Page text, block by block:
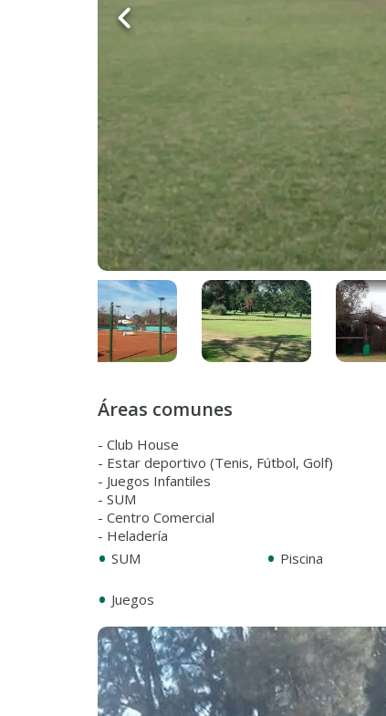
Áreas comunes
- Club House
- Estar deportivo (Tenis, Fútbol, Golf)
- Juegos Infantiles
- SUM
- Centro Comercial
• SUM • Piscina
• Juegos